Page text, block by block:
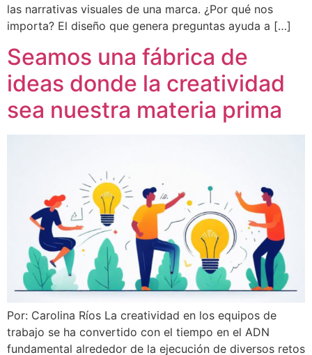
las narrativas visuales de una marca. ¿Por qué nos
importa? El diseño que genera preguntas ayuda a […]
Seamos una fábrica de
ideas donde la creatividad
sea nuestra materia prima
Por: Carolina Ríos La creatividad en los equipos de
trabajo se ha convertido con el tiempo en el ADN
fundamental alrededor de la ejecución de diversos retos